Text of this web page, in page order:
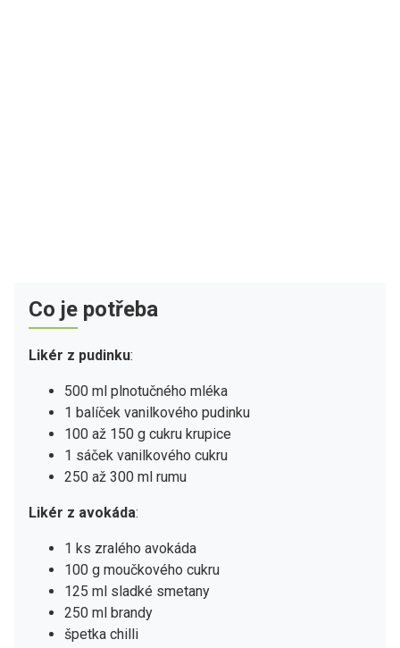
Co je potřeba
Likér z pudinku:
500 ml plnotučného mléka
1 balíček vanilkového pudinku
100 až 150 g cukru krupice
1 sáček vanilkového cukru
250 až 300 ml rumu
Likér z avokáda:
1 ks zralého avokáda
100 g moučkového cukru
125 ml sladké smetany
250 ml brandy
špetka chilli